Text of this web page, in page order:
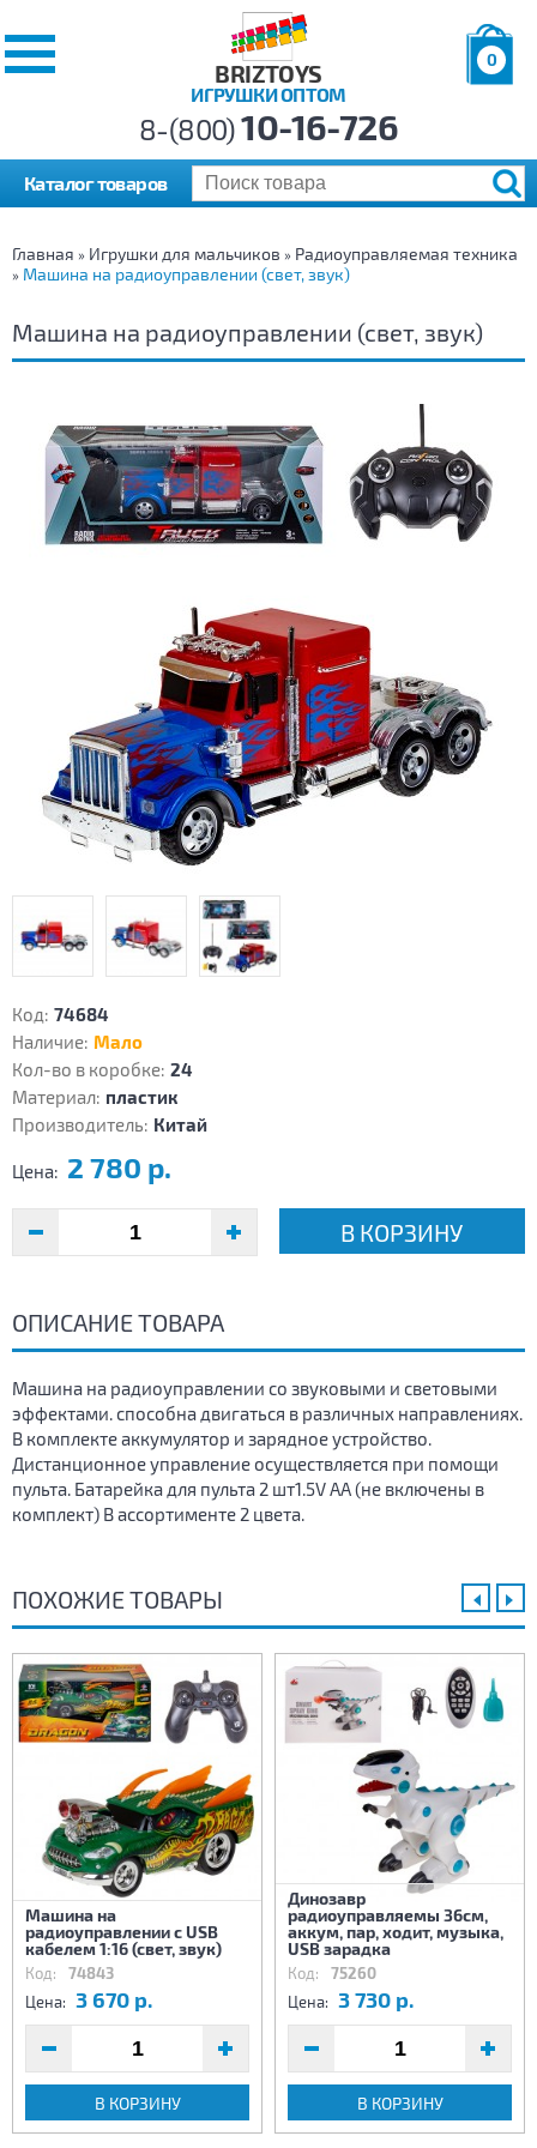
BRIZTOYS
ИГРУШКИ ОПТОМ
0
р.
8-(800)10-16-726
Каталог товаров
Главная » Игрушки для мальчиков » Радиоуправляемая техника
» Машина на радиоуправлении (свет, звук)
Машина на радиоуправлении (свет, звук)
Код: 74684
Наличие: Мало
Кол-во в коробке: 24
Материал: пластик
Производитель: Китай
Цена: 2 780 р.
В КОРЗИНУ
ОПИСАНИЕ ТОВАРА
Машина на радиоуправлении со звуковыми и световыми
эффектами. способна двигаться в различных направлениях.
В комплекте аккумулятор и зарядное устройство.
Дистанционное управление осуществляется при помощи
пульта. Батарейка для пульта 2 шт1.5V AA (не включены в
комплект) В ассортименте 2 цвета.
ПОХОЖИЕ ТОВАРЫ
Машина на
радиоуправлении с USB
кабелем 1:16 (свет, звук)
Код: 74843
Цена: 3 670 р.
В КОРЗИНУ
Динозавр
радиоуправляемы 36см,
аккум, пар, ходит, музыка,
USB зарадка
Код: 75260
Цена: 3 730 р.
В КОРЗИНУ